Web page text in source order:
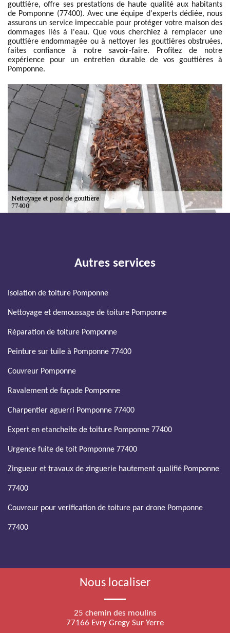
gouttière, offre ses prestations de haute qualité aux habitants
de Pomponne (77400). Avec une équipe d'experts dédiée, nous
assurons un service impeccable pour protéger votre maison des
dommages liés à l'eau. Que vous cherchiez à remplacer une
gouttière endommagée ou à nettoyer les gouttières obstruées,
faites confiance à notre savoir-faire. Profitez de notre
expérience pour un entretien durable de vos gouttières à
Pomponne.
Autres services
Isolation de toiture Pomponne
Nettoyage et demoussage de toiture Pomponne
Réparation de toiture Pomponne
Peinture sur tuile à Pomponne 77400
Couvreur Pomponne
Ravalement de façade Pomponne
Charpentier aguerri Pomponne 77400
Expert en etancheite de toiture Pomponne 77400
Urgence fuite de toit Pomponne 77400
Zingueur et travaux de zinguerie hautement qualifié Pomponne
77400
Couvreur pour verification de toiture par drone Pomponne
77400
Nous localiser
25 chemin des moulins
77166 Evry Gregy Sur Yerre